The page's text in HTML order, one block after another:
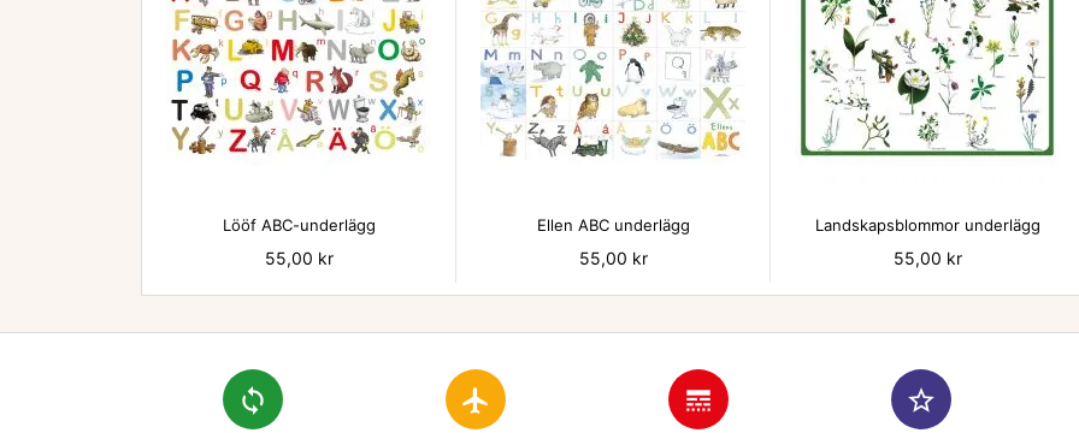

Lööf ABC-underlägg
Pris
55,00 kr

Ellen ABC underlägg
Pris
55,00 kr
Landskapsblommor underlägg
Pris
55,00 kr
loop flight line_style star_border